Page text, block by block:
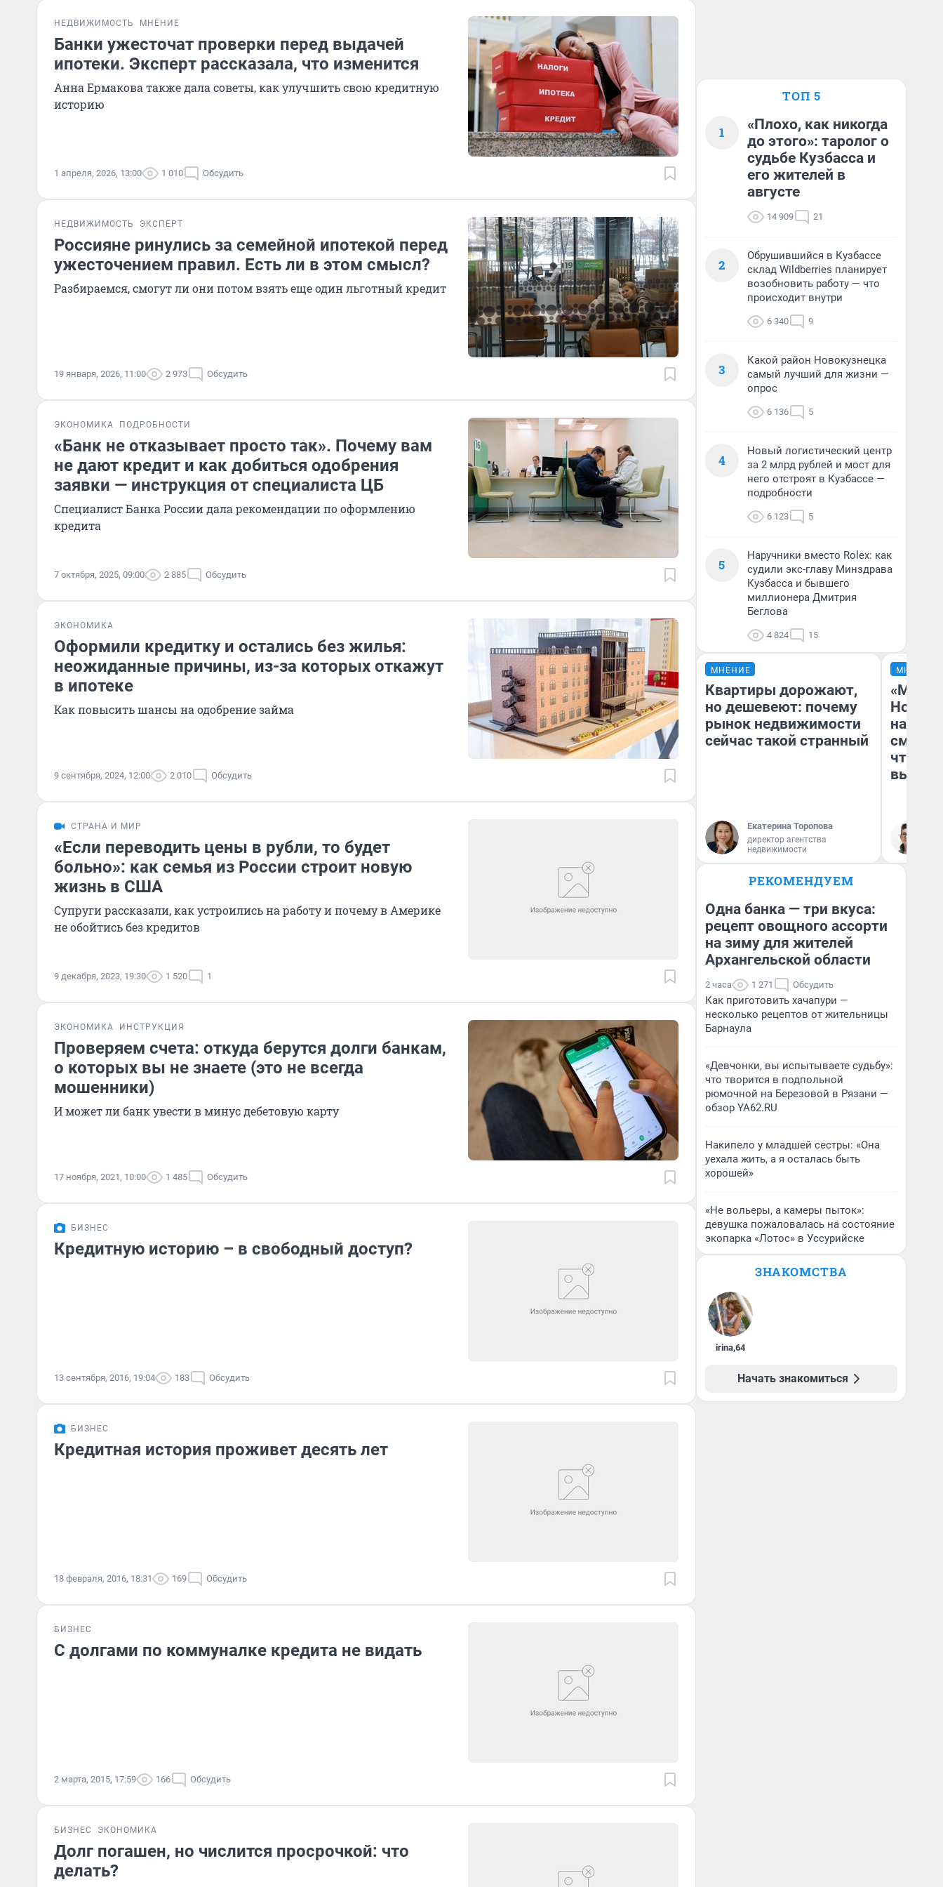
НЕДВИЖИМОСТЬ МНЕНИЕ
Банки ужесточат проверки перед выдачей
ипотеки. Эксперт рассказала, что изменится
Анна Ермакова также дала советы, как улучшить свою кредитную
историю
1 апреля, 2026, 13:00 1 010 Обсудить
НЕДВИЖИМОСТЬ ЭКСПЕРТ
Россияне ринулись за семейной ипотекой перед
ужесточением правил. Есть ли в этом смысл?
Разбираемся, смогут ли они потом взять еще один льготный кредит
19 января, 2026, 11:00 2 973 Обсудить
ЭКОНОМИКА ПОДРОБНОСТИ
«Банк не отказывает просто так». Почему вам
не дают кредит и как добиться одобрения
заявки — инструкция от специалиста ЦБ
Специалист Банка России дала рекомендации по оформлению
кредита
7 октября, 2025, 09:00 2 885 Обсудить
ЭКОНОМИКА
Оформили кредитку и остались без жилья:
неожиданные причины, из-за которых откажут
в ипотеке
Как повысить шансы на одобрение займа
9 сентября, 2024, 12:00 2 010 Обсудить
СТРАНА И МИР
«Если переводить цены в рубли, то будет
больно»: как семья из России строит новую
жизнь в США
Супруги рассказали, как устроились на работу и почему в Америке
не обойтись без кредитов
9 декабря, 2023, 19:30 1 520 1
ЭКОНОМИКА ИНСТРУКЦИЯ
Проверяем счета: откуда берутся долги банкам,
о которых вы не знаете (это не всегда
мошенники)
И может ли банк увести в минус дебетовую карту
17 ноября, 2021, 10:00 1 485 Обсудить
БИЗНЕС
Кредитную историю – в свободный доступ?
13 сентября, 2016, 19:04 183 Обсудить
БИЗНЕС
Кредитная история проживет десять лет
18 февраля, 2016, 18:31 169 Обсудить
БИЗНЕС
С долгами по коммуналке кредита не видать
2 марта, 2015, 17:59 166 Обсудить
БИЗНЕС ЭКОНОМИКА
Долг погашен, но числится просрочкой: что
делать?
ТОП 5
1
«Плохо, как никогда
до этого»: таролог о
судьбе Кузбасса и
его жителей в
августе
14 909 21
2
Обрушившийся в Кузбассе
склад Wildberries планирует
возобновить работу — что
происходит внутри
6 340 9
3
Какой район Новокузнецка
самый лучший для жизни —
опрос
6 136 5
4
Новый логистический центр
за 2 млрд рублей и мост для
него отстроят в Кузбассе —
подробности
6 123 5
5
Наручники вместо Rolex: как
судили экс-главу Минздрава
Кузбасса и бывшего
миллионера Дмитрия
Беглова
4 824 15
МНЕНИЕ
Квартиры дорожают,
но дешевеют: почему
рынок недвижимости
сейчас такой странный
Екатерина Торопова
директор агентства
недвижимости
МНЕНИЕ
«Мы
чтобы
РЕКОМЕНДУЕМ
Одна банка — три вкуса:
рецепт овощного ассорти
на зиму для жителей
Архангельской области
2 часа 1 271 Обсудить
Как приготовить хачапури —
несколько рецептов от жительницы
Барнаула
«Девчонки, вы испытываете судьбу»:
что творится в подпольной
рюмочной на Березовой в Рязани —
обзор YA62.RU
Накипело у младшей сестры: «Она
уехала жить, а я осталась быть
хорошей»
«Не вольеры, а камеры пыток»:
девушка пожаловалась на состояние
экопарка «Лотос» в Уссурийске
ЗНАКОМСТВА
irina,64
Начать знакомиться